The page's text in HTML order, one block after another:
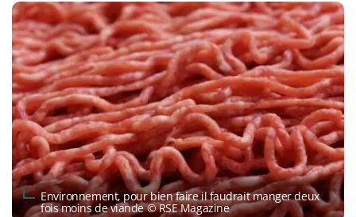
Environnement, pour bien faire il faudrait manger deux
fois moins de viande © RSE Magazine